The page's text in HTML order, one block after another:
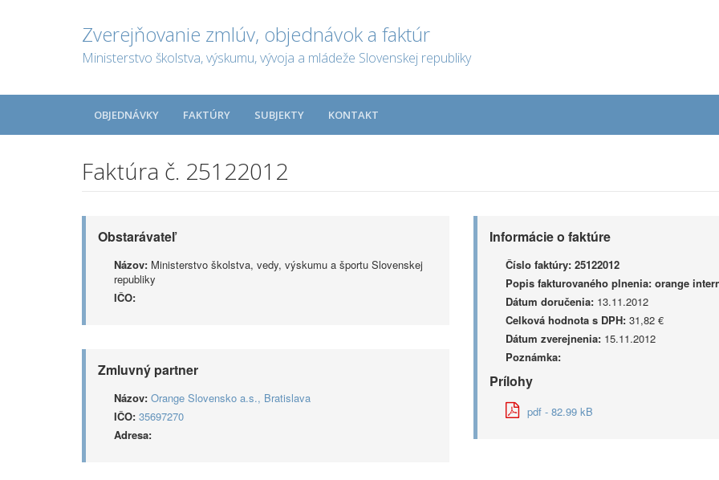
Zverejňovanie zmlúv, objednávok a faktúr
Ministerstvo školstva, výskumu, vývoja a mládeže Slovenskej republiky
OBJEDNÁVKY FAKTÚRY SUBJEKTY KONTAKT
Faktúra č. 25122012
Obstarávateľ
Názov: Ministerstvo školstva, vedy, výskumu a športu Slovenskej
republiky
IČO:
Zmluvný partner
Názov: Orange Slovensko a.s., Bratislava
IČO: 35697270
Adresa:
Informácie o faktúre
Číslo faktúry: 25122012
Popis fakturovaného plnenia: orange
Dátum doručenia:13.11.2012
Celková hodnota s DPH:31,82 €
Dátum zverejnenia:15.11.2012
Poznámka:
Prílohy
pdf - 82.99 kB